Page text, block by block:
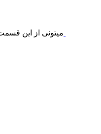
میتونی از این